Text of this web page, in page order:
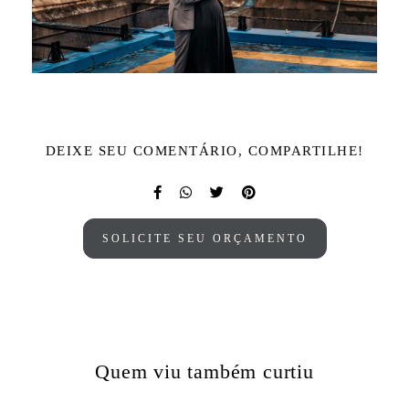
DEIXE SEU COMENTÁRIO, COMPARTILHE!
SOLICITE SEU ORÇAMENTO
Quem viu também curtiu